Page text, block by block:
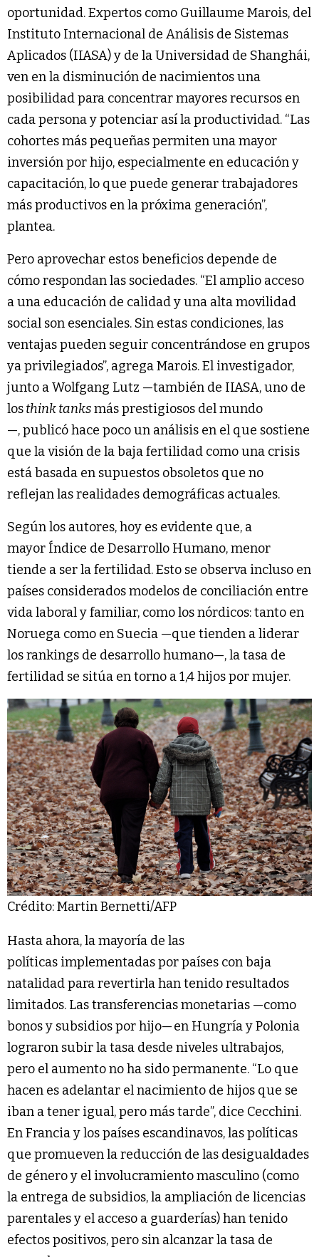
oportunidad. Expertos como Guillaume Marois, del
Instituto Internacional de Análisis de Sistemas
Aplicados (IIASA) y de la Universidad de Shanghái,
ven en la disminución de nacimientos una
posibilidad para concentrar mayores recursos en
cada persona y potenciar así la productividad. “Las
cohortes más pequeñas permiten una mayor
inversión por hijo, especialmente en educación y
capacitación, lo que puede generar trabajadores
más productivos en la próxima generación”,
plantea.
Pero aprovechar estos beneficios depende de
cómo respondan las sociedades. “El amplio acceso
a una educación de calidad y una alta movilidad
social son esenciales. Sin estas condiciones, las
ventajas pueden seguir concentrándose en grupos
ya privilegiados”, agrega Marois. El investigador,
junto a Wolfgang Lutz —también de IIASA, uno de
losthink tanksmás prestigiosos del mundo
—, publicó hace poco un análisis en el que sostiene
que la visión de la baja fertilidad como una crisis
está basada en supuestos obsoletos que no
reflejan las realidades demográficas actuales.
Según los autores, hoy es evidente que, a
mayor Índice de Desarrollo Humano, menor
tiende a ser la fertilidad. Esto se observa incluso en
países considerados modelos de conciliación entre
vida laboral y familiar, como los nórdicos: tanto en
Noruega como en Suecia —que tienden a liderar
los rankings de desarrollo humano—, la tasa de
fertilidad se sitúa en torno a 1,4 hijos por mujer.
Crédito: Martin Bernetti/AFP
Hasta ahora, la mayoría de las
políticas implementadas por países con baja
natalidad para revertirla han tenido resultados
limitados. Las transferencias monetarias —como
bonos y subsidios por hijo— en Hungría y Polonia
lograron subir la tasa desde niveles ultrabajos,
pero el aumento no ha sido permanente. “Lo que
hacen es adelantar el nacimiento de hijos que se
iban a tener igual, pero más tarde”, dice Cecchini.
En Francia y los países escandinavos, las políticas
que promueven la reducción de las desigualdades
de género y el involucramiento masculino (como
la entrega de subsidios, la ampliación de licencias
parentales y el acceso a guarderías) han tenido
efectos positivos, pero sin alcanzar la tasa de